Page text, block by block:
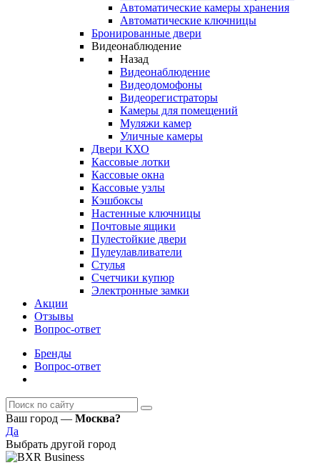
Автоматические камеры хранения
Автоматические ключницы
Бронированные двери
Видеонаблюдение
Назад
Видеонаблюдение
Видеодомофоны
Видеорегистраторы
Камеры для помещений
Муляжи камер
Уличные камеры
Двери КХО
Кассовые лотки
Кассовые окна
Кассовые узлы
Кэшбоксы
Настенные ключницы
Почтовые ящики
Пулестойкие двери
Пулеулавливатели
Стулья
Счетчики купюр
Электронные замки
Акции
Отзывы
Вопрос-ответ
Бренды
Вопрос-ответ
Ваш город — Москва?
Да
Выбрать другой город